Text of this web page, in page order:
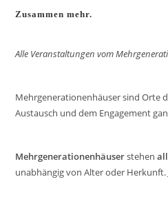
Zusammen mehr.
Alle Veranstaltungen vom
Mehrgenerationenhäuser sind Orte
Austausch und dem Engagement
Mehrgenerationenhäuserstehen
unabhängig von Alter oder